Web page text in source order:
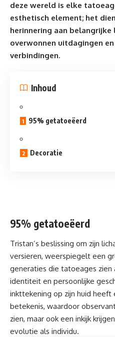
deze wereld is elke
esthetisch element; het
herinnering aan belangrijke
overwonnen uitdagingen
verbindingen.
Inhoud
95% getatoeëerd
Decoratie
95% getatoeëerd
Tristan’s beslissing om zijn
versieren, weerspiegelt een
generaties die tatoeages zien
identiteit en persoonlijke
inkttekening op zijn huid heeft
betekenis, waardoor
zien, maar ook een inkijk
evolutie als individu.